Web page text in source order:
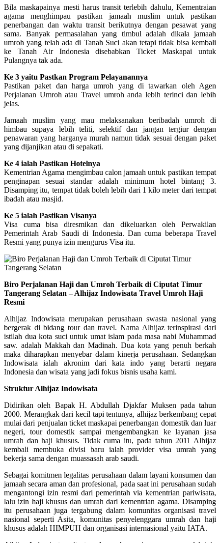
Bila maskapainya mesti harus transit terlebih dahulu, Kementraian
agama menghimpau pastikan jamaah muslim untuk pastikan
penerbangan dan waktu transit berikutnya dengan pesawat yang
sama. Banyak permasalahan yang timbul adalah dikala jamaah
umroh yang telah ada di Tanah Suci akan tetapi tidak bisa kembali
ke Tanah Air Indonesia disebabkan Ticket Maskapai untuk
Pulangnya tak ada.
Ke 3 yaitu Pastkan Program Pelayanannya
Pastikan paket dan harga umroh yang di tawarkan oleh Agen
Perjalanan Umroh atau Travel umroh anda lebih terinci dan lebih
jelas.
Jamaah muslim yang mau melaksanakan beribadah umroh di
himbau supaya lebih teliti, selektif dan jangan tergiur dengan
penawaran yang harganya murah namun tidak sesuai dengan paket
yang dijanjikan atau di sepakati.
Ke 4 ialah Pastikan Hotelnya
Kementrian Agama mengimbau calon jamaah untuk pastikan tempat
penginapan sesuai standar adalah minimum hotel bintang 3.
Disamping itu, tempat tidak boleh lebih dari 1 kilo meter dari tempat
ibadah atau masjid.
Ke 5 ialah Pastikan Visanya
Visa cuma bisa diresmikan dan dikeluarkan oleh Perwakilan
Pemerintah Arab Saudi di Indonesia. Dan cuma beberapa Travel
Resmi yang punya izin mengurus Visa itu.
Biro Perjalanan Haji dan Umroh Terbaik di Ciputat Timur
Tangerang Selatan – Alhijaz Indowisata Travel Umroh Haji
Resmi
Alhijaz Indowisata merupakan perusahaan swasta nasional yang
bergerak di bidang tour dan travel. Nama Alhijaz terinspirasi dari
istilah dua kota suci untuk umat islam pada masa nabi Muhammad
saw. adalah Makkah dan Madinah. Dua kota yang penuh berkah
maka diharapkan menyebar dalam kinerja perusahaan. Sedangkan
Indowisata ialah akronim dari kata indo yang berarti negara
Indonesia dan wisata yang jadi fokus bisnis usaha kami.
Struktur Alhijaz Indowisata
Didirikan oleh Bapak H. Abdullah Djakfar Muksen pada tahun
2000. Merangkak dari kecil tapi tentunya, alhijaz berkembang cepat
mulai dari penjualan ticket maskapai penerbangan domestik dan luar
negeri, tour domestik sampai mengembangkan ke layanan jasa
umrah dan haji khusus. Tidak cuma itu, pada tahun 2011 Alhijaz
kembali membuka divisi baru ialah provider visa umrah yang
bekerja sama dengan muassasah arab saudi.
Sebagai komitmen legalitas perusahaan dalam layani konsumen dan
jamaah secara aman dan profesional, pada saat ini perusahaan sudah
mengantongi izin resmi dari pemerintah via kementrian pariwisata,
lalu izin haji khusus dan umrah dari kementrian agama. Disamping
itu perusahaan juga tergabung dalam komunitas organisasi travel
nasional seperti Asita, komunitas penyelenggara umrah dan haji
khusus adalah HIMPUH dan organisasi internasional yaitu IATA.